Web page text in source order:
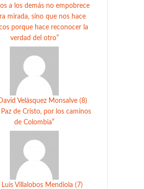
a los demás no empobrece
mirada, sino que nos hace
porque hace reconocer la
verdad del otro”
Velásquez Monsalve (8)
Paz de Cristo, por los caminos
de Colombia”
Luis Villalobos Mendiola (7)